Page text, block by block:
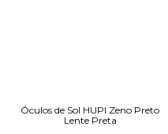
Óculos de Sol HUPI Zeno Preto
Lente Preta